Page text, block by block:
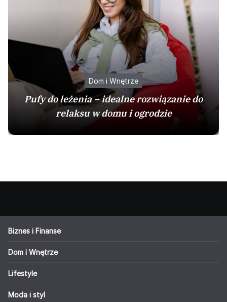
Dom i Wnętrze
Pufy do leżenia – idealne rozwiązanie do
relaksu w domu i ogrodzie
Biznes i Finanse
Dom i Wnętrze
Lifestyle
Moda i styl